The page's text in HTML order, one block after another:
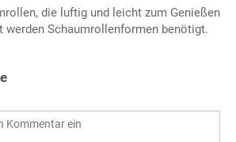
die luftig und leicht zum Genießen
werden Schaumrollenformen benötigt.